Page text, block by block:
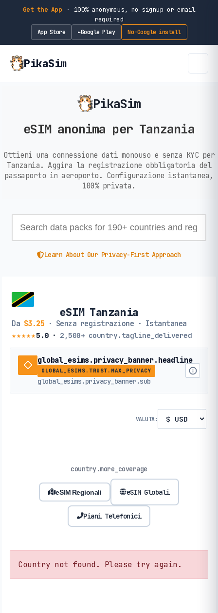
Get the App ·
100% anonymous, no signup or email
required
App Store ►Google Play No-Google install
PikaSim
PikaSim
eSIM anonima per Tanzania
Ottieni una connessione dati monouso e senza KYC per
Tanzania. Aggira la registrazione obbligatoria del
passaporto in aeroporto. Configurazione istantanea,
100% privata.
Learn About Our Privacy-First Approach
eSIM Tanzania
Da $3.25 · Senza registrazione · Istantanea
★★★★★5.0· 2,500+ country.tagline_delivered
global_esims.privacy_banner.headline
GLOBAL_ESIMS.TRUST.MAX_PRIVACY
global_esims.privacy_banner.sub
VALUTA:
country.more_coverage
eSIM Regionali eSIM Globali
Piani Telefonici
Country not found. Please try again.